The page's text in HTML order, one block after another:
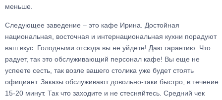
меньше.
Следующее заведение – это кафе Ирина. Достойная
национальная, восточная и интернациональная кухни порадуют
ваш вкус. Голодными отсюда вы не уйдете! Даю гарантию. Что
радует, так это обслуживающий персонал кафе! Вы еще не
успеете сесть, так возле вашего столика уже будет стоять
официант. Заказы обслуживают довольно-таки быстро, в течение
15-20 минут. Так что заходите и не стесняйтесь. Средний чек